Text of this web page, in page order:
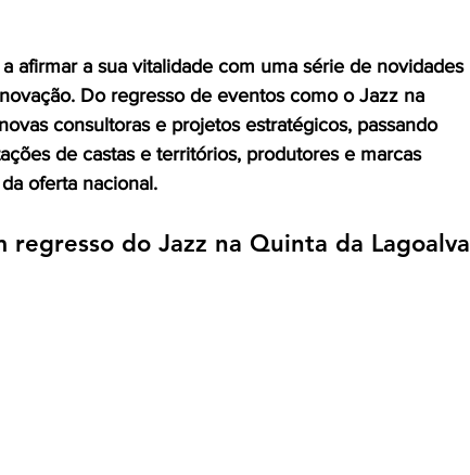
afirmar a sua vitalidade com uma série de novidades
Do regresso de eventos como o Jazz na
consultoras e projetos estratégicos, passando
de castas e territórios, produtores e marcas
oferta nacional.
regresso do Jazz na Quinta da Lagoalva